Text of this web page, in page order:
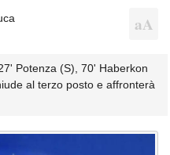
Potenza (S), 70' Haberkon
al terzo posto e affronterà